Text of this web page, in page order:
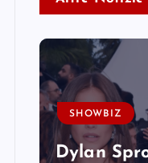
SHOWBIZ
Dylan